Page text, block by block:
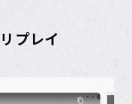
プレイ